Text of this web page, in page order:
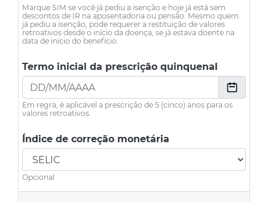
Marque SIM se você já pediu a isenção e hoje já está sem
descontos de IR na aposentadoria ou pensão. Mesmo quem
já pediu a isenção, pode requerer a restituição de valores
retroativos desde o início da doença, se já estava doente na
data de início do benefício.
Termo inicial da prescrição quinquenal
Em regra, é aplicável a prescrição de 5 (cinco) anos para os
valores retroativos.
Índice de correção monetária
Opcional